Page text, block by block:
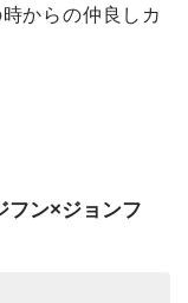
時からの仲良しカ
ン×ジョンフ